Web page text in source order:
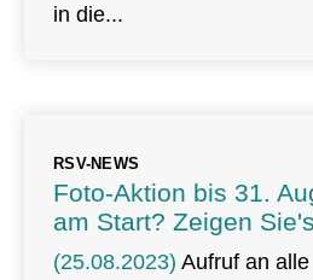
in die
RSV-NEWS
Foto-Aktion bis 31.
am Start? Zeigen
(25.08.2023) Aufruf an alle